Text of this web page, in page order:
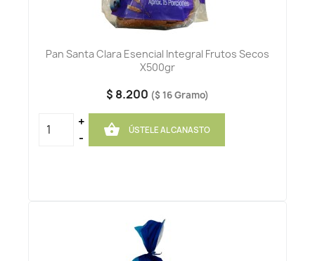
Pan Santa Clara Esencial Integral Frutos Secos
X500gr
$ 8.200 ($ 16 Gramo)
+
-
 ÚSTELE AL CANASTO